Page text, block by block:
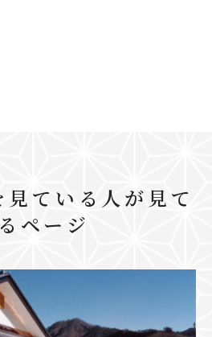
見ている人が見て
ページ